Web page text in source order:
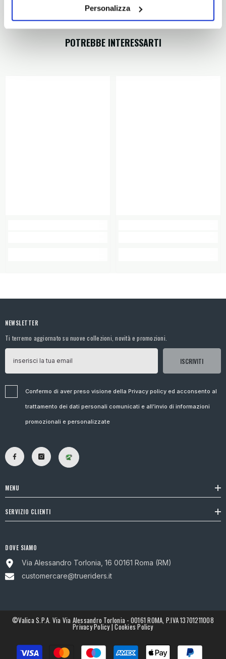
Personalizza
POTREBBE INTERESSARTI
NEWSLETTER
Ti terremo aggiornato su nuove collezioni, novità e promozioni.
ISCRIVITI
Confermo di aver preso visione della Privacy policy ed acconsento al
trattamento dei dati personali comunicati e all’invio di informazioni
promozionali e personalizzate
MENU
SERVIZIO CLIENTI
DOVE SIAMO
Via Alessandro Torlonia, 16 00161 Roma (RM)
customercare@trueriders.it
©Valica S.p.A. Via Via Alessandro Torlonia - 00161 ROMA, P.IVA 13701211008
Privacy Policy|Cookies Policy
Metodi
di